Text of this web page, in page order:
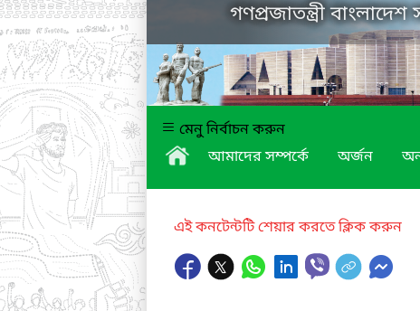
গণপ্রজাতন্ত্রী
মেনু নির্বাচন করুন
আমাদের সম্পর্কে
অর্জন
এই কনটেন্টটি শেয়ার করতে ক্লিক করুন